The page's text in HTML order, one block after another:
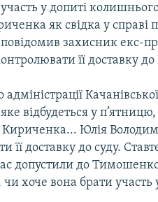
у допиті
як свідка у справі
захисник екс-
її доставку
відбудеться у п’ятницю,
Кириченка... Юлія
її доставку до суду.
допустили до
хоче вона брати участь